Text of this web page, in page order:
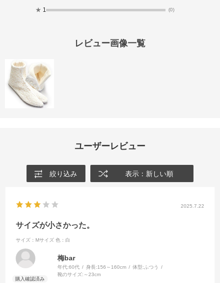
★ 1 (0)
レビュー画像一覧
ユーザーレビュー
絞り込み 表示：新しい順
2025.7.22
サイズが小さかった。
サイズ：Mサイズ 色：白
梅bar
年代:60代 身長:156～160cm 体型: ふつう
靴のサイズ: ～23cm